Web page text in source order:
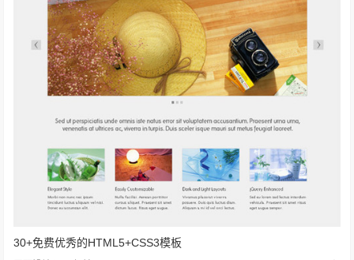
30+免费优秀的HTML5+CSS3模板